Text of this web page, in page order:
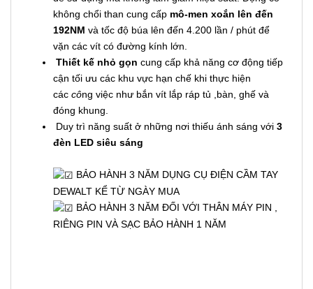
không chổi than cung cấp mô-men xoắn lên đến
192NM và tốc độ búa lên đến 4.200 lần / phút để
vặn các vít có đường kính lớn.
Thiết kế nhỏ gọn cung cấp khả năng cơ động tiếp
cận tối ưu các khu vực hạn chế khi thực hiện
các công việc như bắn vít lắp ráp tủ ,bàn, ghế và
đóng khung.
Duy trì năng suất ở những nơi thiếu ánh sáng với 3
đèn LED siêu sáng
BẢO HÀNH 3 NĂM DỤNG CỤ ĐIỆN CẦM TAY
DEWALT KỂ TỪ NGÀY MUA
BẢO HÀNH 3 NĂM ĐỐI VỚI THÂN MÁY PIN ,
RIÊNG PIN VÀ SẠC BẢO HÀNH 1 NĂM